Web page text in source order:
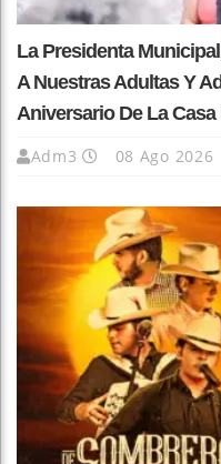
La Presidenta
A Nuestras Adultas Y
Aniversario De La
Adm3 08 Ago 2026